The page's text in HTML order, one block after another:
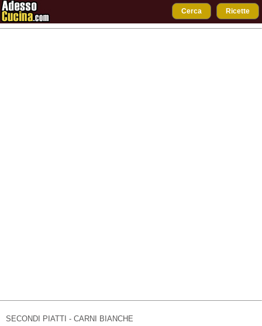
Cerca Ricette
SECONDI PIATTI - CARNI BIANCHE